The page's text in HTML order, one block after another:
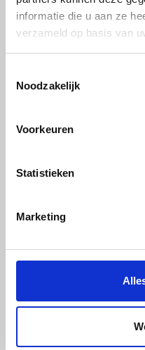
informatie die u aan ze
verzameld op basis van
Noodzakelijk
Voorkeuren
Statistieken
Marketing
PP-H grijs volstaf -
PP-H grijs volstaf -